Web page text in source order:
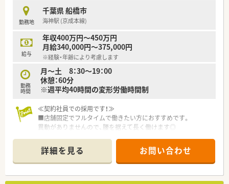
ております。
■全店舗のカウンターに透明なビニールカーテンを設置してお
り、飛沫感染防止を行っております。
■無菌・輸液・麻薬など幅広く対応しております。
≪最先端の技術を積極的に採用≫
■分譲で行っていた作業のほとんどがオンライン上でできるよ
うになり、医薬品に精通していない人でも扱いやすいとの評判で
す。
■薬剤師をより対人業務に専念させたい考えのため、患者への服
との連携に関する報告作成などに注力できる環境です。
≪こんな方におすすめ≫
■地域に根差した薬局で働きたい方
勤務地
千葉県 船橋市
海神駅 (京成本線)
給与
年収400万円～450万円
月給340,000円～375,000円
※経験・年齢により考慮します
勤務
時間
月～土 8：30～19：00
休憩：60分
※週平均40時間の変形労働時間制
≪契約社員での採用です！≫
■店舗固定でフルタイムで働きたい方におすすめです。
異動がありませんので、腰を据えて長く働けます◎
額375,000円♪
■週休2日制、年間休日116日…プライベートもしっかり確保で
きます。残業も少なめ！
■週平均40時間勤務の変形労働時間制を取っています。
詳細を見る お問い合わせ